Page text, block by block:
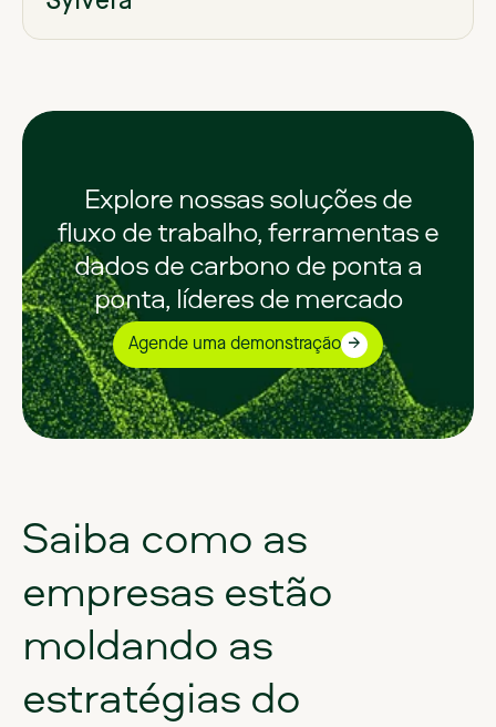
Explore nossas soluções de
fluxo de trabalho, ferramentas e
dados de carbono de ponta a
ponta, líderes de mercado
Agende uma demonstração
Saiba como as
empresas estão
moldando as
estratégias do